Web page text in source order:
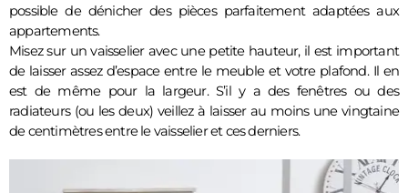
possible de dénicher des pièces parfaitement adaptées aux
appartements.
Misez sur un vaisselier avec une petite hauteur, il est important
de laisser assez d’espace entre le meuble et votre plafond. Il en
est de même pour la largeur. S’il y a des fenêtres ou des
radiateurs (ou les deux) veillez à laisser au moins une vingtaine
de centimètres entre le vaisselier et ces derniers.